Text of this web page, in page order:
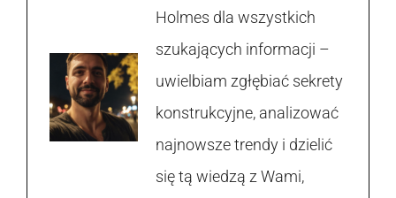
Holmes dla wszystkich
szukających informacji –
uwielbiam zgłębiać sekrety
konstrukcyjne, analizować
najnowsze trendy i dzielić
się tą wiedzą z Wami,